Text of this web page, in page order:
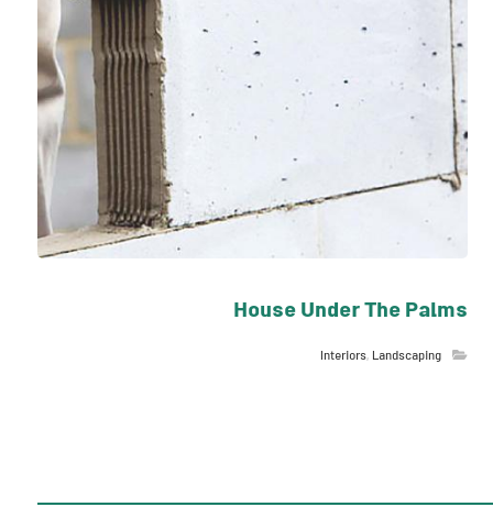
House Under The Palms
Interiors, Landscaping